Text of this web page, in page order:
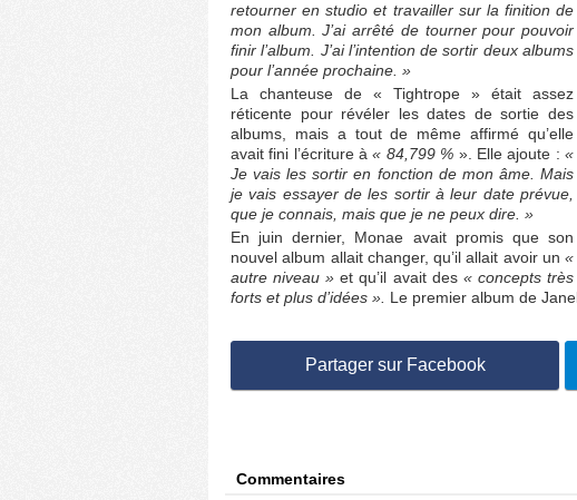
retourner en studio et travailler sur la finition de
mon album. J’ai arrêté de tourner pour pouvoir
finir l’album. J’ai l’intention de sortir deux albums
pour l’année prochaine. »
La chanteuse de « Tightrope » était assez
réticente pour révéler les dates de sortie des
albums, mais a tout de même affirmé qu’elle
avait fini l’écriture à« 84,799 % ». Elle ajoute :«
Je vais les sortir en fonction de mon âme. Mais
je vais essayer de les sortir à leur date prévue,
que je connais, mais que je ne peux dire. »
En juin dernier, Monae avait promis que son
nouvel album allait changer, qu’il allait avoir un «
autre niveau » et qu’il avait des « concepts très
forts et plus d’idées ». Le premier album de
Partager sur Facebook
Commentaires